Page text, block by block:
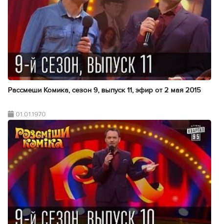
Рассмеши Комика, сезон 9, выпуск 11, эфир от 2 мая 2015
01.01.1970